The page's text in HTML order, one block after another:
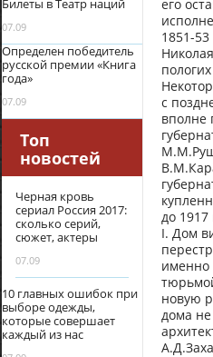
Билеты в Театр наций
07.09
Определен победитель
русской премии «Книга
года»
07.09
Топ
новостей
Черная кровь
сериал Россия 2017:
сколько серий,
сюжет, актеры
07.09
10 главных ошибок при
выборе одежды,
которые совершает
каждый из нас
его
1851-
с
вполне
до
I. Дом
именно
новую
дома